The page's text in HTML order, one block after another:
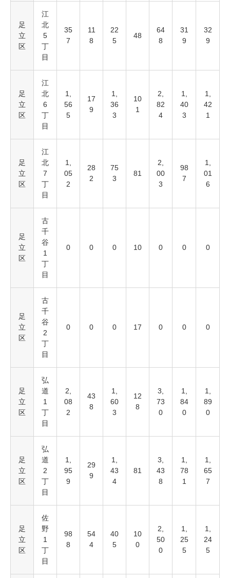
足
立
区
江
北
5
丁
目
35
7
11
8
22
5
48
64
8
31
9
32
9
足
立
区
江
北
6
丁
目
1,
56
5
17
9
1,
36
3
10
1
2,
82
4
1,
40
3
1,
42
1
足
立
区
江
北
7
丁
目
1,
05
2
28
2
75
3
81
2,
00
3
98
7
1,
01
6
足
立
区
古
千
谷
1
丁
目
0 0 0 10 0 0 0
足
立
区
古
千
谷
2
丁
目
0 0 0 17 0 0 0
足
立
区
弘
道
1
丁
目
2,
08
2
43
8
1,
60
3
12
8
3,
73
0
1,
84
0
1,
89
0
足
立
区
弘
道
2
丁
目
1,
95
9
29
9
1,
43
4
81
3,
43
8
1,
78
1
1,
65
7
足
立
区
佐
野
1
丁
目
98
8
54
4
40
5
10
0
2,
50
0
1,
25
5
1,
24
5